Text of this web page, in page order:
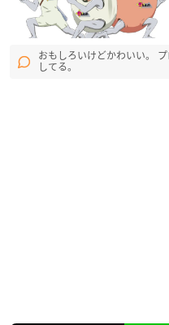
おもしろいけどかわいい。
してる。